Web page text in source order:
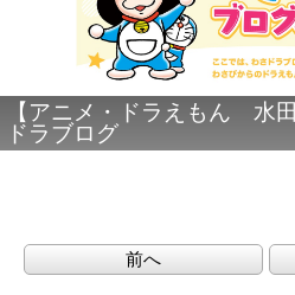
【アニメ・ドラえもん 水
ドラブログ
前へ